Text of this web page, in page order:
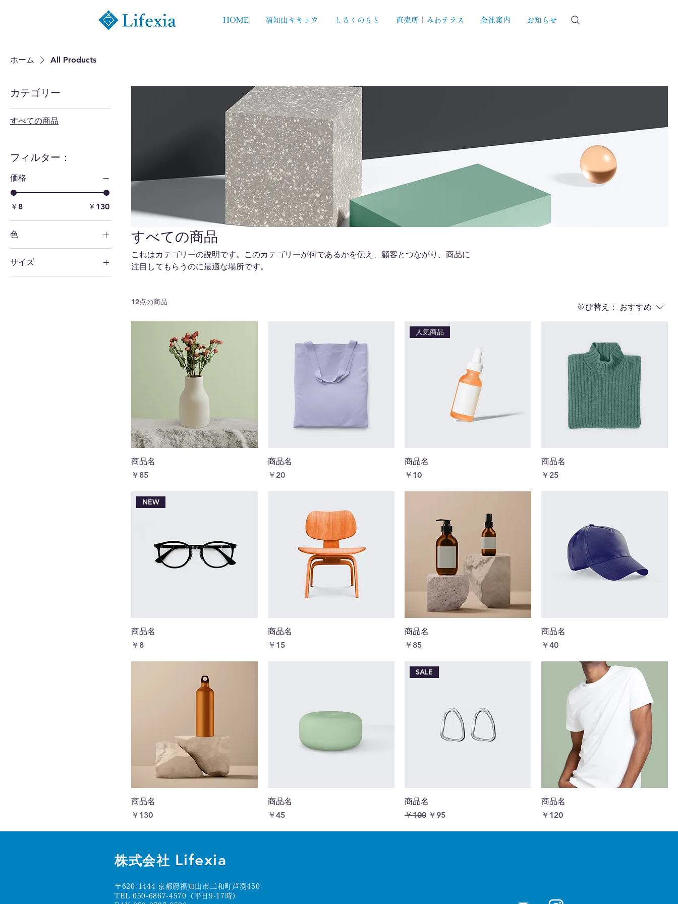
HOME 福知山キキョウ しるくのもと 直売所｜みわテラス 会社案内 お知らせ
ホーム All Products
カテゴリー
すべての商品
フィルター：
価格
￥8 ￥130
色
サイズ
すべての商品
これはカテゴリーの説明です。このカテゴリーが何であるかを伝え、顧客とつながり、商品に
注目してもらうのに最適な場所です。
12点の商品
並び替え： おすすめ
商品名
価格
￥85
商品名
価格
￥20
人気商品
商品名
価格
￥10
商品名
価格
￥25
NEW
商品名
価格
￥8
商品名
価格
￥15
商品名
価格
￥85
商品名
価格
￥40
商品名
価格
￥130
商品名
価格
￥45
SALE
商品名
通常価格
￥100 セール価格
￥95
商品名
価格
￥120
株式会社 Lifexia
〒620-1444 京都府福知山市三和町芦渕450
TEL 050-6867-4570（平日9-17時）